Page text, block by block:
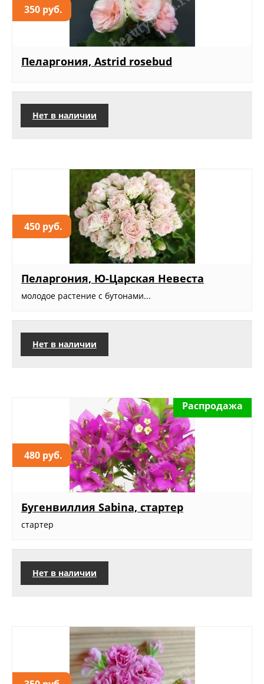
350 руб.
Пеларгония, Astrid rosebud
Нет в наличии
450 руб.
Пеларгония, Ю-Царская Невеста
молодое растение с бутонами...
Нет в наличии
480 руб.
Распродажа
Бугенвиллия Sabina, стартер
стартер
Нет в наличии